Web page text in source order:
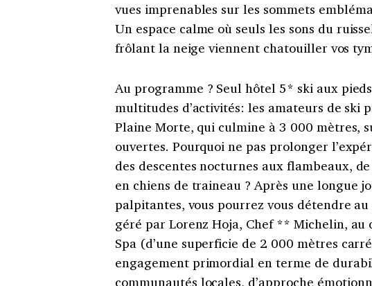
vues imprenables sur les sommets
Un espace calme où seuls les sons du
frôlant la neige viennent chatouiller vos
Au programme ? Seul hôtel 5* ski aux
multitudes d’activités: les amateurs de ski
Plaine Morte, qui culmine à 3 000 mètres,
ouvertes. Pourquoi ne pas prolonger
des descentes nocturnes aux flambeaux,
en chiens de traineau ? Après une longue
palpitantes, vous pourrez vous détendre
géré par Lorenz Hoja, Chef ** Michelin, au
Spa (d’une superficie de 2 000 mètres
engagement primordial en terme de
communautés locales, d’approche